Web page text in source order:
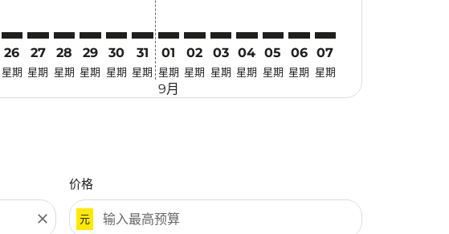
26
星期
27
星期
28
星期
29
星期
30
星期
31
星期
01
星期
9月
02
星期
03
星期
04
星期
05
星期
06
星期
07
星期
close
价格
元